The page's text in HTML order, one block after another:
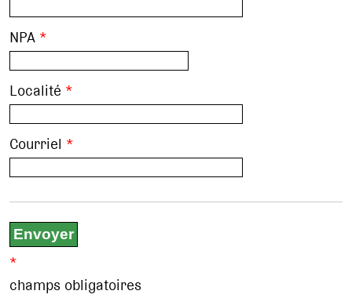
NPA *
Localité *
Courriel *
*
champs obligatoires